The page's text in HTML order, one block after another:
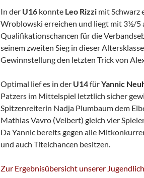
In der U16 konnte Leo Rizzi mit Schwarz
Wroblowski erreichen und liegt mit 3½/5
Qualifikationschancen für die
seinem zweiten Sieg in dieser
Gewinnstellung den letzten Trick von
Optimal lief es in der U14fürYannic
Patzers im Mittelspiel letztlich sicher
Spitzenreiterin Nadja Plumbaum dem
Mathias Vavro (Velbert) gleich vier
Da Yannic bereits gegen alle
und auch Titelchancen besitzen.
Zur Ergebnisübersicht unserer